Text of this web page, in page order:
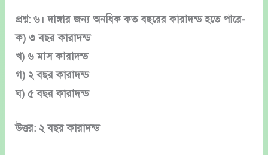
প্রশ্ন: ৬। দাঙ্গার জন্য অনধিক কত বছরের কারাদন্ড হতে পারে-
ক) ৩ বছর কারাদন্ড
খ) ৬ মাস কারাদন্ড
গ) ২ বছর কারাদন্ড
ঘ) ৫ বছর কারাদন্ড
উত্তর: ২ বছর কারাদন্ড